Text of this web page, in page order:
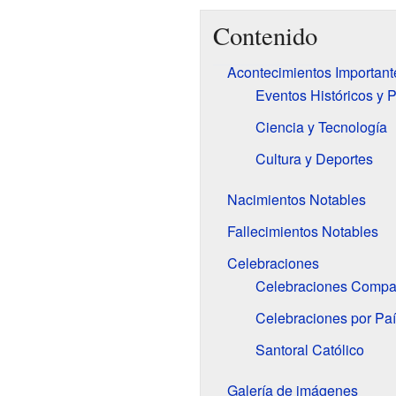
Contenido
Acontecimientos
Eventos Históricos y
Ciencia y Tecnología
Cultura y Deportes
Nacimientos Notables
Fallecimientos Notables
Celebraciones
Celebraciones
Celebraciones por
Santoral Católico
Galería de imágenes